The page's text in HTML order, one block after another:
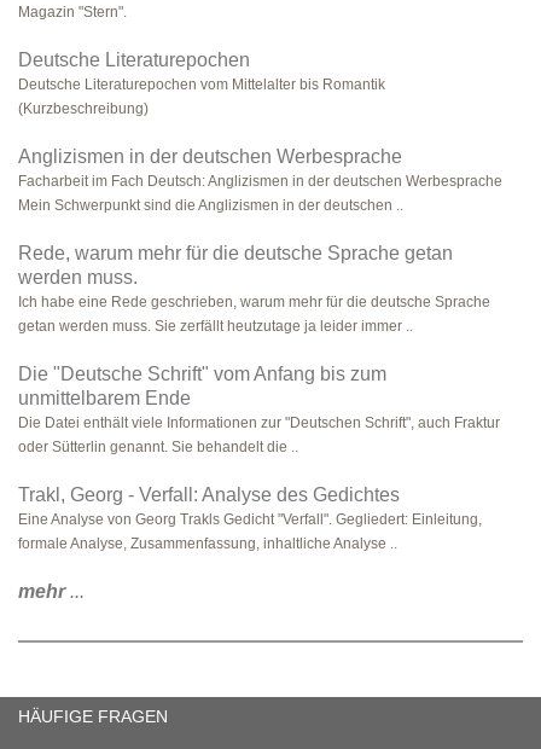
Magazin "Stern".
Deutsche Literaturepochen
Deutsche Literaturepochen vom Mittelalter bis Romantik
(Kurzbeschreibung)
Anglizismen in der deutschen Werbesprache
Facharbeit im Fach Deutsch: Anglizismen in der deutschen Werbesprache
Mein Schwerpunkt sind die Anglizismen in der deutschen ..
Rede, warum mehr für die deutsche Sprache getan
werden muss.
Ich habe eine Rede geschrieben, warum mehr für die deutsche Sprache
getan werden muss. Sie zerfällt heutzutage ja leider immer ..
Die "Deutsche Schrift" vom Anfang bis zum
unmittelbarem Ende
Die Datei enthält viele Informationen zur "Deutschen Schrift", auch Fraktur
oder Sütterlin genannt. Sie behandelt die ..
Trakl, Georg - Verfall: Analyse des Gedichtes
Eine Analyse von Georg Trakls Gedicht "Verfall". Gegliedert: Einleitung,
formale Analyse, Zusammenfassung, inhaltliche Analyse ..
mehr...
HÄUFIGE FRAGEN